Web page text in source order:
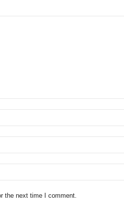
the next time I comment.